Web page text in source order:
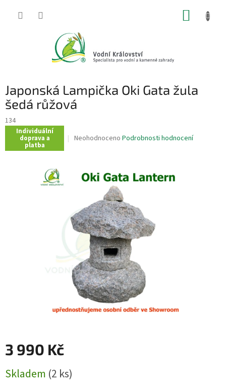
Japonská Lampička Oki Gata žula
šedá růžová
134
Individuální
doprava a
platba
Průměrné
0,0
hvězdiček.
Neohodnoceno Podrobnosti hodnocení
3 990 Kč
cena:
Skladem (2 ks)